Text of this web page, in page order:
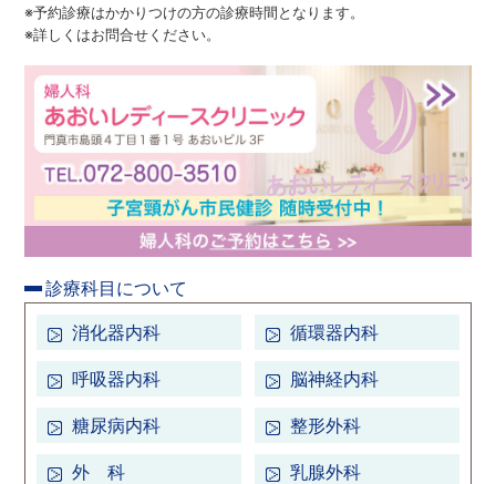
※予約診療はかかりつけの方の診療時間となります。
※詳しくはお問合せください。
診療科目について
消化器内科
循環器内科
呼吸器内科 脳神経内科
糖尿病内科 整形外科
外 科 乳腺外科